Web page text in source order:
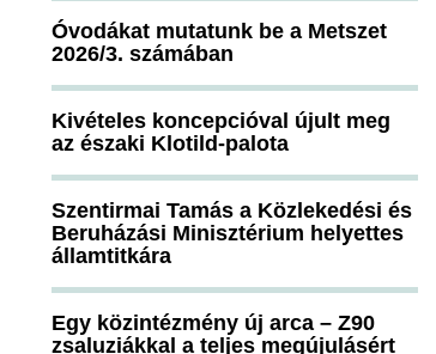
Óvodákat mutatunk be a Metszet
2026/3. számában
Kivételes koncepcióval újult meg
az északi Klotild-palota
Szentirmai Tamás a Közlekedési és
Beruházási Minisztérium helyettes
államtitkára
Egy közintézmény új arca – Z90
zsaluziákkal a teljes megújulásért